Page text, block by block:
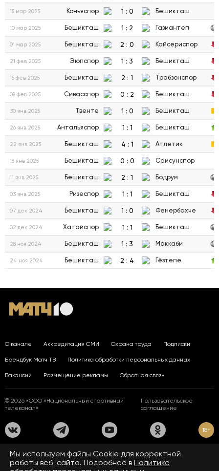
15 мар 2025 Коньяспор 1 : 0 Бешикташ
10 мар 2025 Бешикташ 1 : 2 Газиантеп
01 мар 2025 Бешикташ 2 : 0 Кайсериспор
21 фев 2025 Эюпспор 1 : 3 Бешикташ
15 фев 2025 Бешикташ 2 : 1 Трабзонспор
08 фев 2025 Сивасспор 0 : 2 Бешикташ
30 янв 2025 Твенте 1 : 0 Бешикташ
26 янв 2025 Антальяспор 1 : 1 Бешикташ
22 янв 2025 Бешикташ 4 : 1 Атлетик
18 янв 2025 Бешикташ 0 : 0 Самсунспор
11 янв 2025 Бешикташ 2 : 1 Бодрум
03 янв 2025 Ризеспор 1 : 1 Бешикташ
07 дек 2024 Бешикташ 1 : 0 Фенербахче
02 дек 2024 Хатайспор 1 : 1 Бешикташ
28 ноя 2024 Бешикташ 1 : 3 Маккаби
24 ноя 2024 Бешикташ 2 : 4 Гёзтепе
О канале Аккредитация СМИ Охрана труда Подписки
Брендбук Матч ТВ Политика обработки персональных данных
Вакансии Размещение рекламы Обратная связь
© 2026 «ООО «Национальный спортивный
телеканал»
Пользовательское
соглашение
18+
На сайте применяются рекомендательные технологии. Подробнее
Правилах применения рекомендательных технологий.
Мы используем файлы Сookie для корректной
работы веб-сайта. Подробнее в Политике